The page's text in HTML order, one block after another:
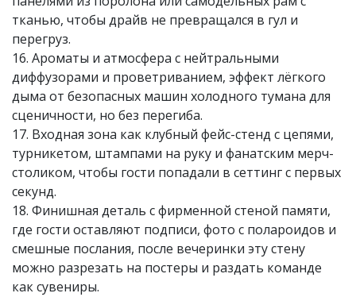
тканью, чтобы драйв не превращался в гул и
перегруз.
16. Ароматы и атмосфера с нейтральными
диффузорами и проветриванием, эффект лёгкого
дыма от безопасных машин холодного тумана для
сценичности, но без перегиба.
17. Входная зона как клубный фейс-стенд с цепями,
турникетом, штампами на руку и фанатским мерч-
столиком, чтобы гости попадали в сеттинг с первых
секунд.
18. Финишная деталь с фирменной стеной памяти,
где гости оставляют подписи, фото с полароидов и
смешные послания, после вечеринки эту стену
можно разрезать на постеры и раздать команде
как сувениры.